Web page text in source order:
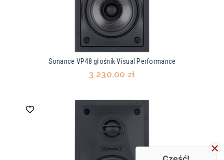
Sonance VP48 głośnik Visual Performance
3 230,00 zł